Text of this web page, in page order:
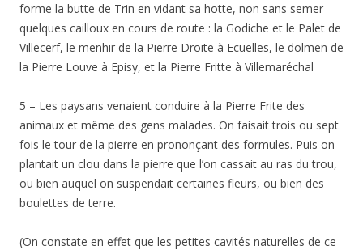
forme la butte de Trin en vidant sa hotte, non sans semer
quelques cailloux en cours de route : la Godiche et le Palet de
Villecerf, le menhir de la Pierre Droite à Ecuelles, le dolmen de
la Pierre Louve à Episy, et la Pierre Fritte à Villemaréchal
5 – Les paysans venaient conduire à la Pierre Frite des
animaux et même des gens malades. On faisait trois ou sept
fois le tour de la pierre en prononçant des formules. Puis on
plantait un clou dans la pierre que l’on cassait au ras du trou,
ou bien auquel on suspendait certaines fleurs, ou bien des
boulettes de terre.
(On constate en effet que les petites cavités naturelles de ce